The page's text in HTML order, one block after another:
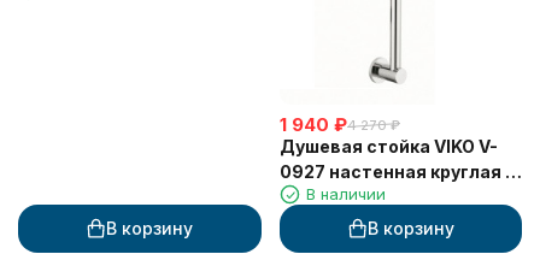
В корзину
1 940 ₽4 270 ₽
Душевая стойка VIKO V-
0927 настенная круглая с
держателем для лейки,
без комплекта металл/
пластик хром
В наличии
В корзину